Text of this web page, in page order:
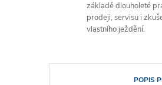
základě dlouholeté
prodeji, servisu i
vlastního ježdění.
POPIS